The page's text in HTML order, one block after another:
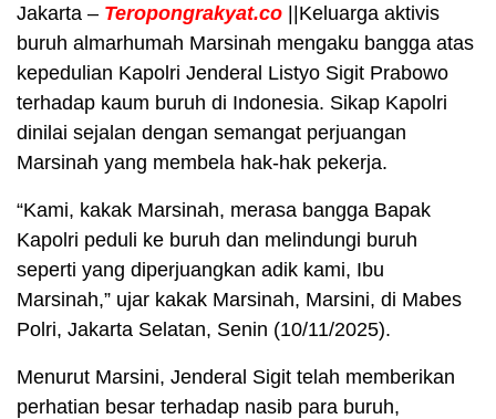
Jakarta – Teropongrakyat.co ||Keluarga aktivis
buruh almarhumah Marsinah mengaku bangga atas
kepedulian Kapolri Jenderal Listyo Sigit Prabowo
terhadap kaum buruh di Indonesia. Sikap Kapolri
dinilai sejalan dengan semangat perjuangan
Marsinah yang membela hak-hak pekerja.
“Kami, kakak Marsinah, merasa bangga Bapak
Kapolri peduli ke buruh dan melindungi buruh
seperti yang diperjuangkan adik kami, Ibu
Marsinah,” ujar kakak Marsinah, Marsini, di Mabes
Polri, Jakarta Selatan, Senin (10/11/2025).
Menurut Marsini, Jenderal Sigit telah memberikan
perhatian besar terhadap nasib para buruh,